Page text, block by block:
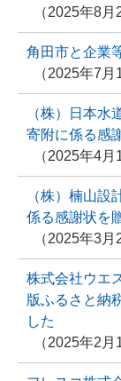
2025年8月
角田市と企業
2025年7月
（株）日本
寄附に係る感
2025年4月
（株）楠山設
係る感謝状を
2025年3月
株式会社ウエ
版ふるさと納
した
2025年2月